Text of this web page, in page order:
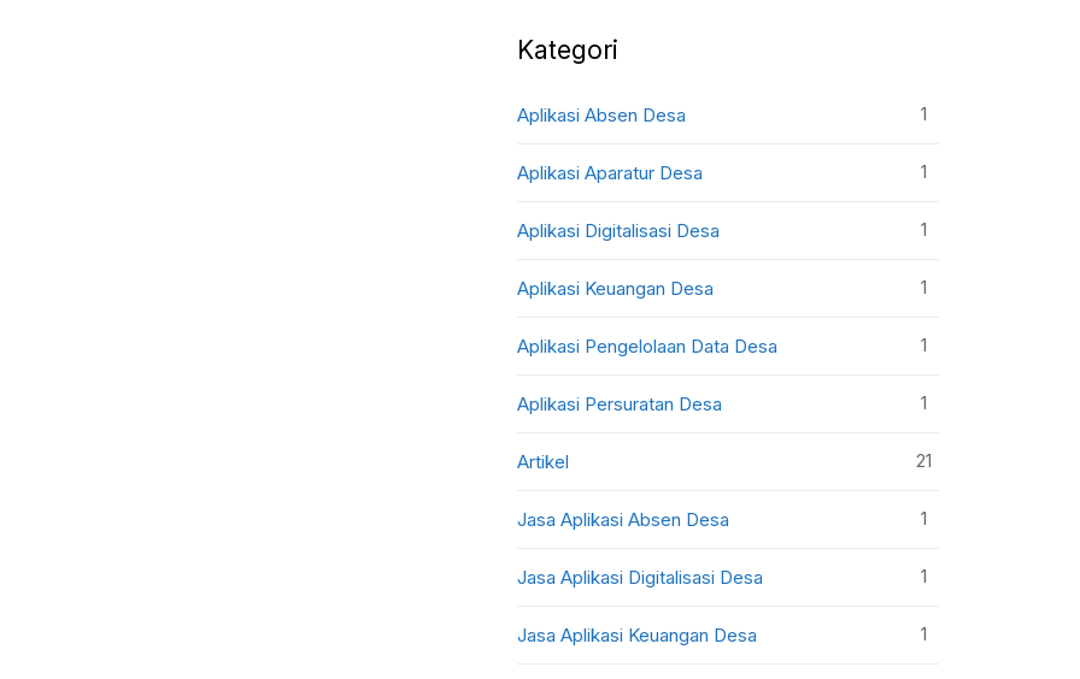
Kategori
Aplikasi Absen Desa 1
Aplikasi Aparatur Desa 1
Aplikasi Digitalisasi Desa 1
Aplikasi Keuangan Desa 1
Aplikasi Pengelolaan Data Desa 1
Aplikasi Persuratan Desa 1
Artikel 21
Jasa Aplikasi Absen Desa 1
Jasa Aplikasi Digitalisasi Desa 1
Jasa Aplikasi Keuangan Desa 1